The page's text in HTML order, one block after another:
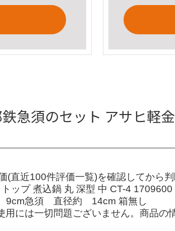
急須のセット アサヒ
直近100件評価一覧)を確認してから
ップ 煮込鍋 丸 深型 中 CT-4
約 9cm急須 直径約 14cm 箱無
には一切問題ございません。商品